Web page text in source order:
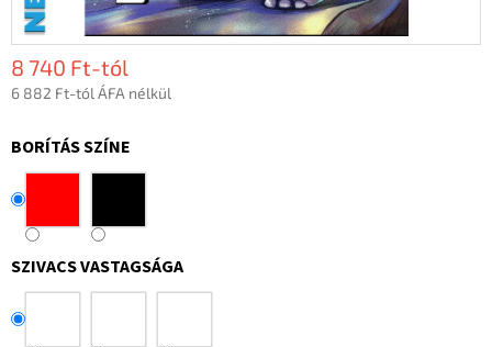
8 740 Ft-tól
6 882 Ft-tól ÁFA nélkül
BORÍTÁS SZÍNE
SZIVACS VASTAGSÁGA